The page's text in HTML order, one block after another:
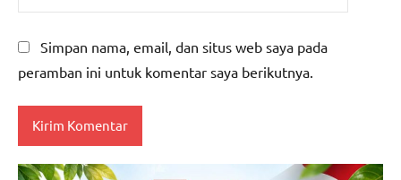
Simpan nama, email, dan situs web saya pada
peramban ini untuk komentar saya berikutnya.